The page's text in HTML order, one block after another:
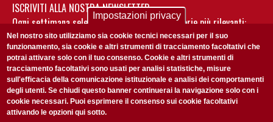
ISCRIVITI ALLA NOSTRA NEWSLETTER
Ogni settimana selezioniamo per te nostre storie più rilevanti:
non perderti gli aggiornamenti della nostra newsletter
Accetto laPrivacy Policy
Impostazioni privacy
Nel nostro sito utilizziamo sia cookie tecnici necessari per il suo
funzionamento, sia cookie e altri strumenti di tracciamento facoltativi che
potrai attivare solo con il tuo consenso. Cookie e altri strumenti di
tracciamento facoltativi sono usati per analisi statistiche, misure
sull'efficacia della comunicazione istituzionale e analisi dei comportamenti
degli utenti. Se chiudi questo banner continuerai la navigazione solo con i
cookie necessari. Puoi esprimere il consenso sui cookie facoltativi
attivando le opzioni qui sotto.